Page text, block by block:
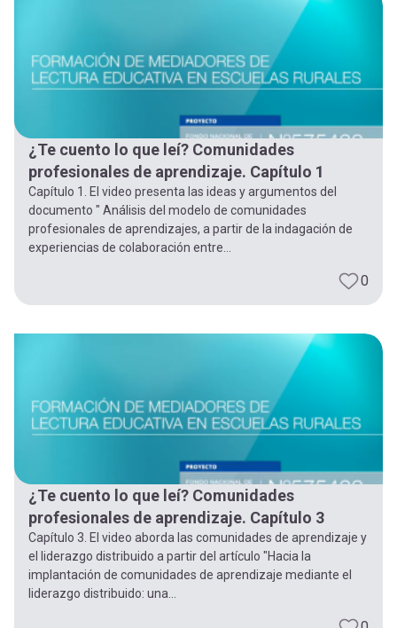
¿Te cuento lo que leí? Comunidades
profesionales de aprendizaje. Capítulo 1
Capítulo 1. El video presenta las ideas y argumentos del
documento " Análisis del modelo de comunidades
profesionales de aprendizajes, a partir de la indagación de
experiencias de colaboración entre...
0
¿Te cuento lo que leí? Comunidades
profesionales de aprendizaje. Capítulo 3
Capítulo 3. El video aborda las comunidades de aprendizaje y
el liderazgo distribuido a partir del artículo "Hacia la
implantación de comunidades de aprendizaje mediante el
liderazgo distribuido: una...